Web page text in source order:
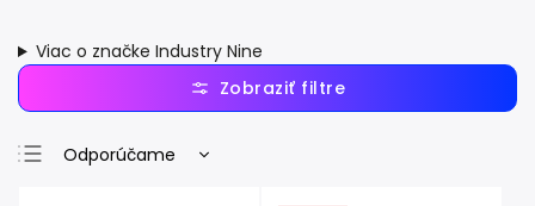
Viac o značke Industry Nine
Odporúčame